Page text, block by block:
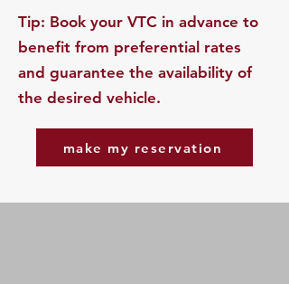
​Tip: Book your VTC in advance to
benefit from preferential rates
and guarantee the availability of
the desired vehicle.
make my reservation